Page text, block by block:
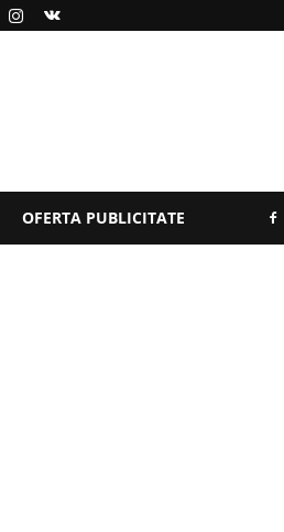
OFERTA PUBLICITATE